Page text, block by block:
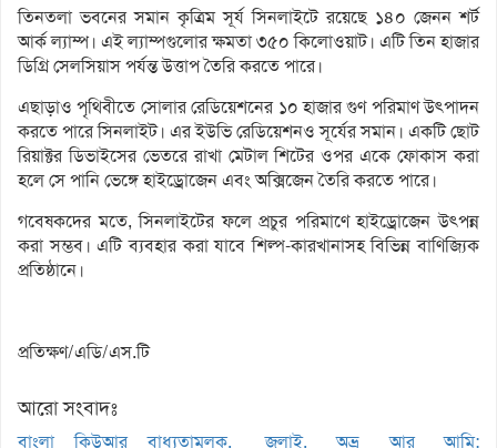
তিনতলা ভবনের সমান কৃত্রিম সূর্য সিনলাইটে রয়েছে ১৪০ জেনন শর্ট
আর্ক ল্যাম্প। এই ল্যাম্পগুলোর ক্ষমতা ৩৫০ কিলোওয়াট। এটি তিন হাজার
ডিগ্রি সেলসিয়াস পর্যন্ত উত্তাপ তৈরি করতে পারে।
এছাড়াও পৃথিবীতে সোলার রেডিয়েশনের ১০ হাজার গুণ পরিমাণ উৎপাদন
করতে পারে সিনলাইট। এর ইউভি রেডিয়েশনও সূর্যের সমান। একটি ছোট
রিয়াক্টর ডিভাইসের ভেতরে রাখা মেটাল শিটের ওপর একে ফোকাস করা
হলে সে পানি ভেঙ্গে হাইড্রোজেন এবং অক্সিজেন তৈরি করতে পারে।
গবেষকদের মতে, সিনলাইটের ফলে প্রচুর পরিমাণে হাইড্রোজেন উৎপন্ন
করা সম্ভব। এটি ব্যবহার করা যাবে শিল্প-কারখানাসহ বিভিন্ন বাণিজ্যিক
প্রতিষ্ঠানে।
প্রতিক্ষণ/এডি/এস.টি
আরো সংবাদঃ
বাংলা কিউআর বাধ্যতামূলক,
জুলাই, অভ্র আর আমি: